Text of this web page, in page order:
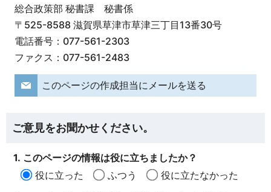
総合政策部 秘書課 秘書係
〒525-8588 滋賀県草津市草津三丁目13番30号
電話番号：077-561-2303
ファクス：077-561-2483
このページの作成担当にメールを送る
ご意見をお聞かせください。
1. このページの情報は役に立ちましたか？
役に立った
ふつう
役に立たなかった